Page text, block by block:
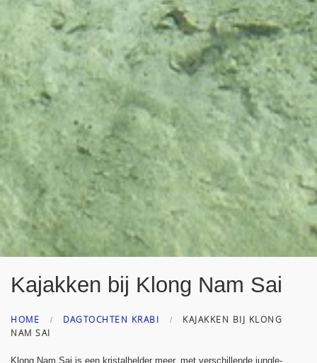
Kajakken bij Klong Nam Sai
HOME DAGTOCHTEN KRABI
KAJAKKEN BIJ KLONG
NAM SAI
Klong Nam Sai is een kristalhelder meer, met verschillende jungle-